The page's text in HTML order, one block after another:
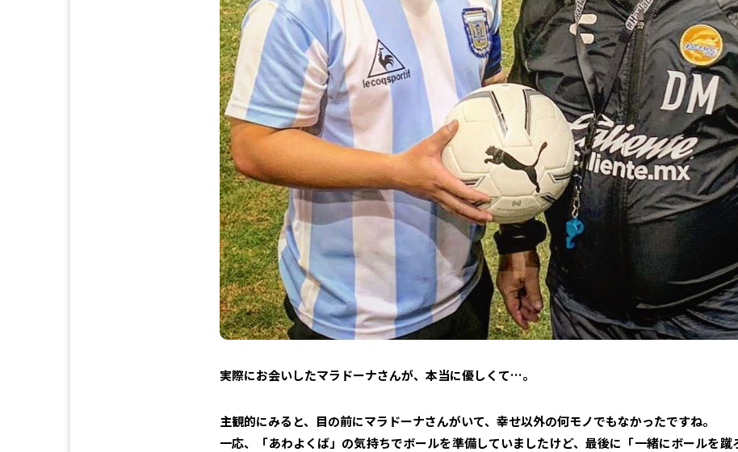
実際にお会いしたマラドーナさんが、本当に優しくて…。
主観的にみると、目の前にマラドーナさんがいて、幸せ以外の何モノでもなかったですね。
一応、「あわよくば」の気持ちでボールを準備していましたけど、最後に「一緒にボールを蹴